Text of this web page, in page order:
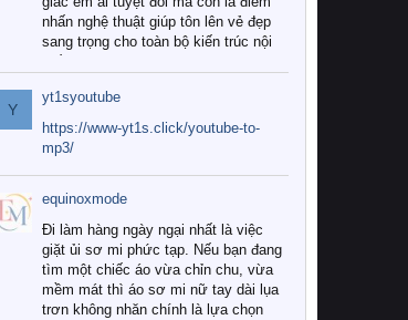
nhấn nghệ thuật giúp tôn lên vẻ đẹp
sang trọng cho toàn bộ kiến trúc nội
Tuy nhiên, giữa thị trường đa dạng
với vô vàn thương hiệu và mẫu mã
như hiện nay, làm thế nào để chọn
được những bộ chăn ga gối đệm cao
cấp thực sự chất lượng, phù hợp với
khí hậu và nhu cầu sử dụng của gia
đình? Hãy cùng chúng tôi đi tìm lời
giải đáp chi tiết qua bài viết dưới đây.
1. Tại sao các gia đình hiện đại lại ưa
chuộng chăn ga gối đệm cao cấp?
Y
yt1syoutube
https://www-yt1s.click/youtube-to-
mp3/
equinoxmode
Đi làm hàng ngày ngại nhất là việc
giặt ủi sơ mi phức tạp. Nếu bạn đang
tìm một chiếc áo vừa chỉn chu, vừa
mềm mát thì áo sơ mi nữ tay dài lụa
trơn không nhăn chính là lựa chọn